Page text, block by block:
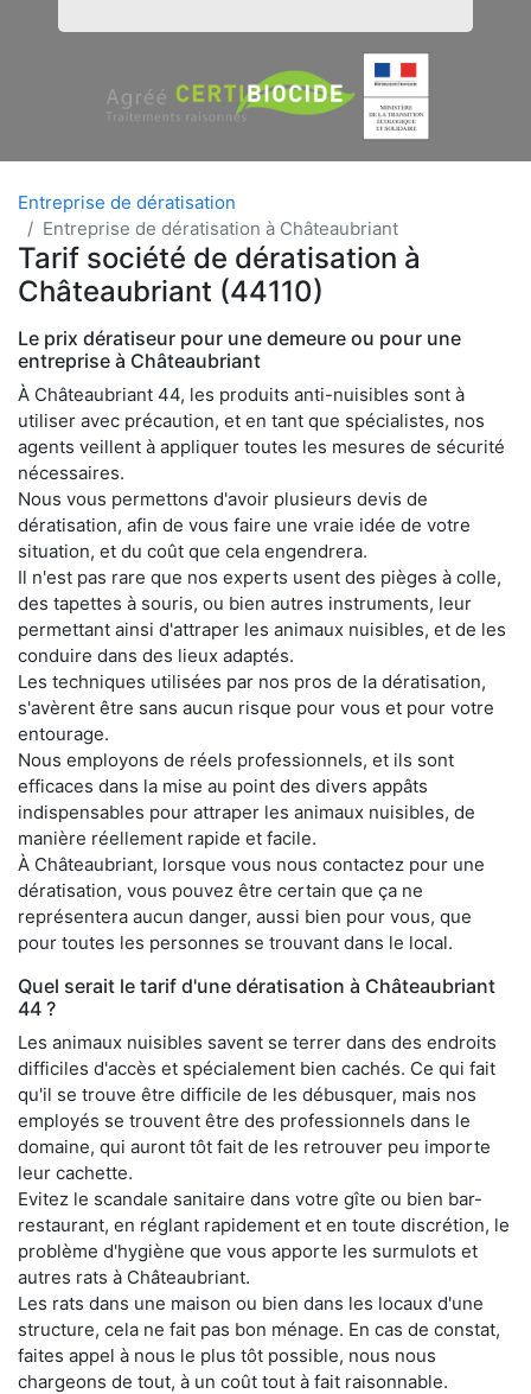
Entreprise de dératisation
Entreprise de dératisation à Châteaubriant
Tarif société de dératisation à
Châteaubriant (44110)
Le prix dératiseur pour une demeure ou pour une
entreprise à Châteaubriant
À Châteaubriant 44, les produits anti-nuisibles sont à
utiliser avec précaution, et en tant que spécialistes, nos
agents veillent à appliquer toutes les mesures de sécurité
nécessaires.
Nous vous permettons d'avoir plusieurs devis de
dératisation, afin de vous faire une vraie idée de votre
situation, et du coût que cela engendrera.
Il n'est pas rare que nos experts usent des pièges à colle,
des tapettes à souris, ou bien autres instruments, leur
permettant ainsi d'attraper les animaux nuisibles, et de les
conduire dans des lieux adaptés.
Les techniques utilisées par nos pros de la dératisation,
s'avèrent être sans aucun risque pour vous et pour votre
entourage.
Nous employons de réels professionnels, et ils sont
efficaces dans la mise au point des divers appâts
indispensables pour attraper les animaux nuisibles, de
manière réellement rapide et facile.
À Châteaubriant, lorsque vous nous contactez pour une
dératisation, vous pouvez être certain que ça ne
représentera aucun danger, aussi bien pour vous, que
pour toutes les personnes se trouvant dans le local.
Quel serait le tarif d'une dératisation à Châteaubriant
44 ?
Les animaux nuisibles savent se terrer dans des endroits
difficiles d'accès et spécialement bien cachés. Ce qui fait
qu'il se trouve être difficile de les débusquer, mais nos
employés se trouvent être des professionnels dans le
domaine, qui auront tôt fait de les retrouver peu importe
leur cachette.
Evitez le scandale sanitaire dans votre gîte ou bien bar-
restaurant, en réglant rapidement et en toute discrétion, le
problème d'hygiène que vous apporte les surmulots et
autres rats à Châteaubriant.
Les rats dans une maison ou bien dans les locaux d'une
structure, cela ne fait pas bon ménage. En cas de constat,
faites appel à nous le plus tôt possible, nous nous
chargeons de tout, à un coût tout à fait raisonnable.